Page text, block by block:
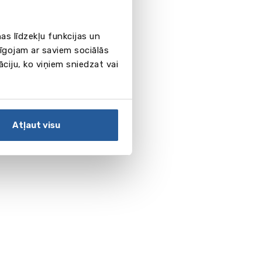
līdzekļu funkcijas un
ar saviem sociālās
ko viņiem sniedzat vai
Atļaut visu